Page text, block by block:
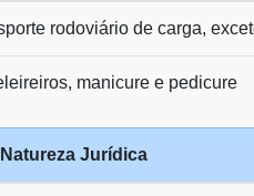
rodoviário de carga,
manicure e pedicure
Jurídica